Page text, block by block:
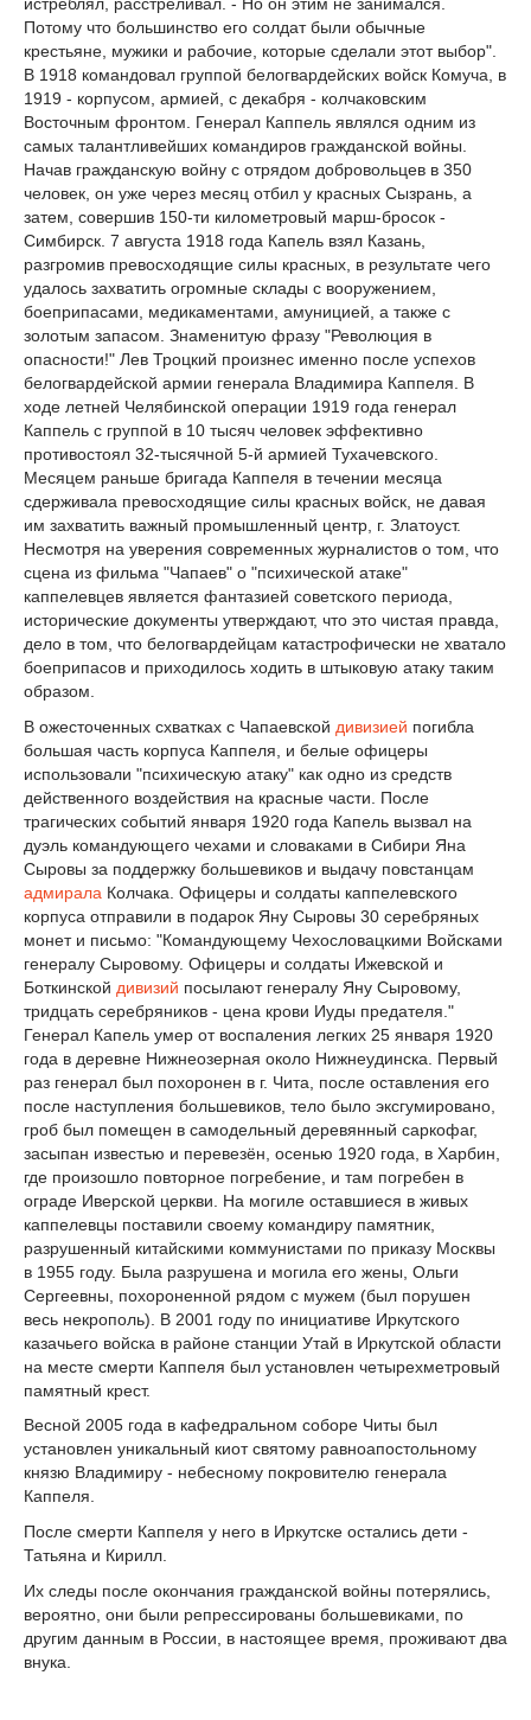
Потому что большинство его солдат были обычные
крестьяне, мужики и рабочие, которые сделали этот выбор".
В 1918 командовал группой белогвардейских войск Комуча, в
1919 - корпусом, армией, с декабря - колчаковским
Восточным фронтом. Генерал Каппель являлся одним из
самых талантливейших командиров гражданской войны.
Начав гражданскую войну с отрядом добровольцев в 350
человек, он уже через месяц отбил у красных Сызрань, а
затем, совершив 150-ти километровый марш-бросок -
Симбирск. 7 августа 1918 года Капель взял Казань,
разгромив превосходящие силы красных, в результате чего
удалось захватить огромные склады с вооружением,
боеприпасами, медикаментами, амуницией, а также с
золотым запасом. Знаменитую фразу "Революция в
опасности!" Лев Троцкий произнес именно после успехов
белогвардейской армии генерала Владимира Каппеля. В
ходе летней Челябинской операции 1919 года генерал
Каппель с группой в 10 тысяч человек эффективно
противостоял 32-тысячной 5-й армией Тухачевского.
Месяцем раньше бригада Каппеля в течении месяца
сдерживала превосходящие силы красных войск, не давая
им захватить важный промышленный центр, г. Златоуст.
Несмотря на уверения современных журналистов о том, что
сцена из фильма "Чапаев" о "психической атаке"
каппелевцев является фантазией советского периода,
исторические документы утверждают, что это чистая правда,
дело в том, что белогвардейцам катастрофически не хватало
боеприпасов и приходилось ходить в штыковую атаку таким
образом.
В ожесточенных схватках с Чапаевской дивизией погибла
большая часть корпуса Каппеля, и белые офицеры
использовали "психическую атаку" как одно из средств
действенного воздействия на красные части. После
трагических событий января 1920 года Капель вызвал на
дуэль командующего чехами и словаками в Сибири Яна
Сыровы за поддержку большевиков и выдачу повстанцам
адмирала Колчака. Офицеры и солдаты каппелевского
корпуса отправили в подарок Яну Сыровы 30 серебряных
монет и письмо: "Командующему Чехословацкими Войсками
генералу Сыровому. Офицеры и солдаты Ижевской и
Боткинской дивизий посылают генералу Яну Сыровому,
тридцать серебряников - цена крови Иуды предателя."
Генерал Капель умер от воспаления легких 25 января 1920
года в деревне Нижнеозерная около Нижнеудинска. Первый
раз генерал был похоронен в г. Чита, после оставления его
после наступления большевиков, тело было эксгумировано,
гроб был помещен в самодельный деревянный саркофаг,
засыпан известью и перевезён, осенью 1920 года, в Харбин,
где произошло повторное погребение, и там погребен в
ограде Иверской церкви. На могиле оставшиеся в живых
каппелевцы поставили своему командиру памятник,
разрушенный китайскими коммунистами по приказу Москвы
в 1955 году. Была разрушена и могила его жены, Ольги
Сергеевны, похороненной рядом с мужем (был порушен
весь некрополь). В 2001 году по инициативе Иркутского
казачьего войска в районе станции Утай в Иркутской области
на месте смерти Каппеля был установлен четырехметровый
памятный крест.
Весной 2005 года в кафедральном соборе Читы был
установлен уникальный киот святому равноапостольному
князю Владимиру - небесному покровителю генерала
Каппеля.
После смерти Каппеля у него в Иркутске остались дети -
Татьяна и Кирилл.
Их следы после окончания гражданской войны потерялись,
вероятно, они были репрессированы большевиками, по
другим данным в России, в настоящее время, проживают два
внука.